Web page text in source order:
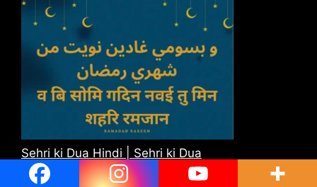
Sehri ki Dua Hindi | Sehri ki Dua
by ALISHA